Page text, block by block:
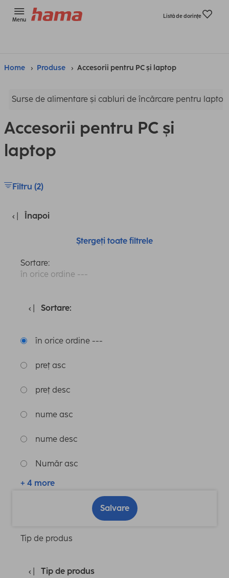
Menu
Listă de dorinţe
Home Produse Accesorii pentru PC și laptop
Surse de alimentare și cabluri de încărcare pentru
Accesorii pentru PC și
laptop
Filtru (2)
Înapoi
Ștergeți toate filtrele
Sortare:
în orice ordine ---
Sortare:
în orice ordine ---
preț asc
preț desc
nume asc
nume desc
Număr asc
+ 4 more
Salvare
Tip de produs
Tip de produs